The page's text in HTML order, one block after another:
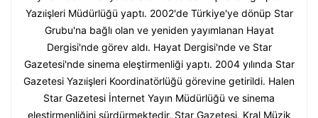
Yazıişleri Müdürlüğü yaptı. 2002'de Türkiye'ye dönüp Star
Grubu'na bağlı olan ve yeniden yayımlanan Hayat
Dergisi'nde görev aldı. Hayat Dergisi'nde ve Star
Gazetesi'nde sinema eleştirmenliği yaptı. 2004 yılında Star
Gazetesi Yazıişleri Koordinatörlüğü görevine getirildi. Halen
Star Gazetesi İnternet Yayın Müdürlüğü ve sinema
eleştirmenliğini sürdürmektedir. Star Gazetesi, Kral Müzik